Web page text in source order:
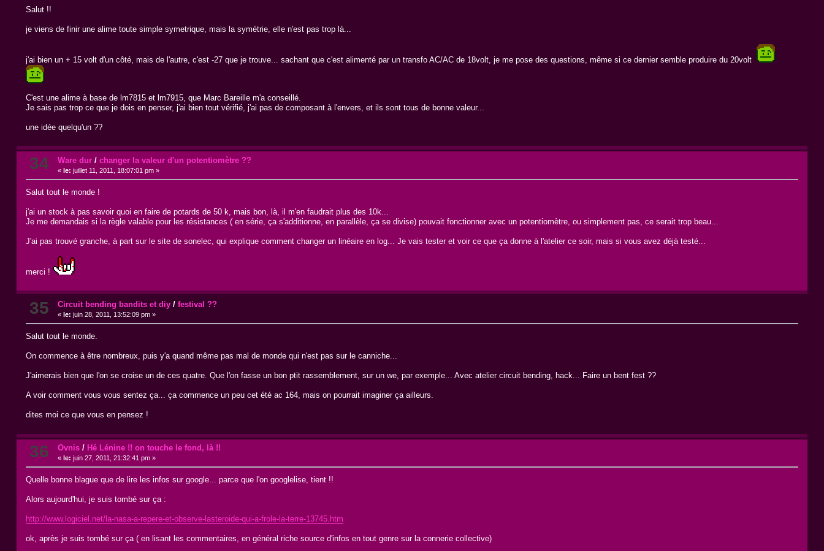
Salut !!
je viens de finir une alime toute simple symetrique, mais la symétrie, elle n'est pas trop là...
j'ai bien un + 15 volt d'un côté, mais de l'autre, c'est -27 que je trouve... sachant que c'est alimenté par un transfo AC/AC de 18volt, je me pose des questions, même si ce dernier semble produire du 20volt
C'est une alime à base de lm7815 et lm7915, que Marc Bareille m'a conseillé.
Je sais pas trop ce que je dois en penser, j'ai bien tout vérifié, j'ai pas de composant à l'envers, et ils sont tous de bonne valeur...
une idée quelqu'un ??
34 Ware dur/ changer la valeur d'un potentiomètre ??
« le: juillet 11, 2011, 18:07:01 pm »
Salut tout le monde !
j'ai un stock à pas savoir quoi en faire de potards de 50 k, mais bon, là, il m'en faudrait plus des 10k...
Je me demandais si la règle valable pour les résistances ( en série, ça s'additionne, en parallèle, ça se divise) pouvait fonctionner avec un potentiomètre, ou simplement pas, ce serait trop beau...
J'ai pas trouvé granche, à part sur le site de sonelec, qui explique comment changer un linéaire en log... Je vais tester et voir ce que ça donne à l'atelier ce soir, mais si vous avez déjà testé...
merci !
35 Circuit bending bandits et diy/ festival ??
« le: juin 28, 2011, 13:52:09 pm »
Salut tout le monde.
On commence à être nombreux, puis y'a quand même pas mal de monde qui n'est pas sur le canniche...
J'aimerais bien que l'on se croise un de ces quatre. Que l'on fasse un bon ptit rassemblement, sur un we, par exemple... Avec atelier circuit bending, hack... Faire un bent fest ??
A voir comment vous vous sentez ça... ça commence un peu cet été ac 164, mais on pourrait imaginer ça ailleurs.
dites moi ce que vous en pensez !
36 Ovnis/ Hé Lénine !! on touche le fond, là !!
« le: juin 27, 2011, 21:32:41 pm »
Quelle bonne blague que de lire les infos sur google... parce que l'on googlelise, tient !!
Alors aujourd'hui, je suis tombé sur ça :
http://www.logiciel.net/la-nasa-a-repere-et-observe-lasteroide-qui-a-frole-la-terre-13745.htm
ok, après je suis tombé sur ça ( en lisant les commentaires, en général riche source d'infos en tout genre sur la connerie collective)